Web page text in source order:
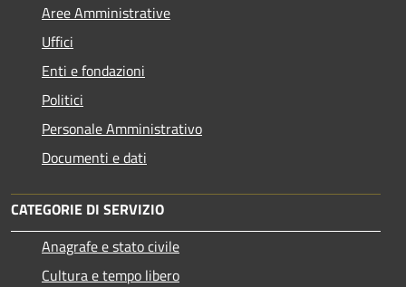
Aree Amministrative
Uffici
Enti e fondazioni
Politici
Personale Amministrativo
Documenti e dati
CATEGORIE DI SERVIZIO
Anagrafe e stato civile
Cultura e tempo libero